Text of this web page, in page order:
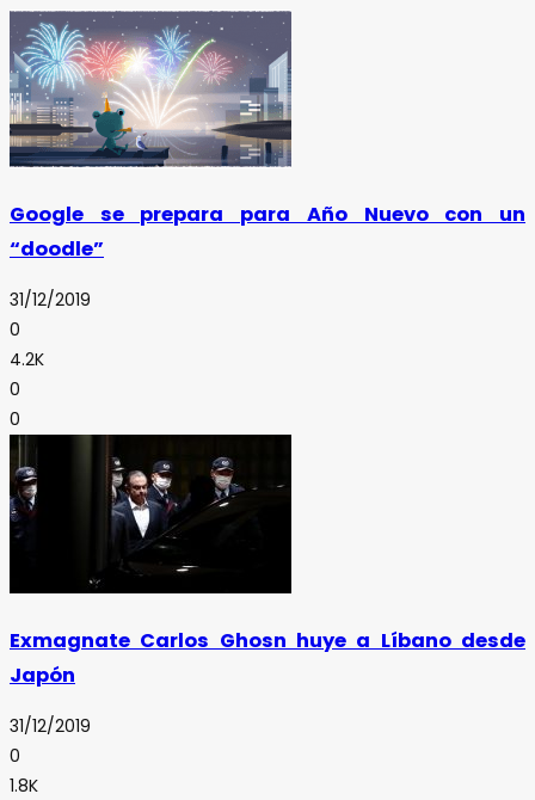
Google se prepara para Año Nuevo con un
“doodle”
31/12/2019
0
4.2K
0
0
Exmagnate Carlos Ghosn huye a Líbano desde
Japón
31/12/2019
0
1.8K